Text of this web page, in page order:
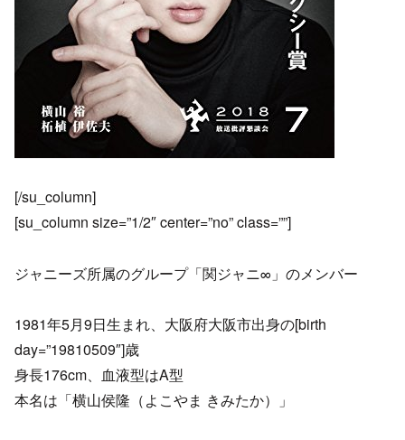
[/su_column]
[su_column size=”1/2″ center=”no” class=””]
ジャニーズ所属のグループ「関ジャニ∞」のメンバー
1981年5月9日生まれ、大阪府大阪市出身の[birth
day=”19810509″]歳
身長176cm、血液型はA型
本名は「横山侯隆（よこやま きみたか）」